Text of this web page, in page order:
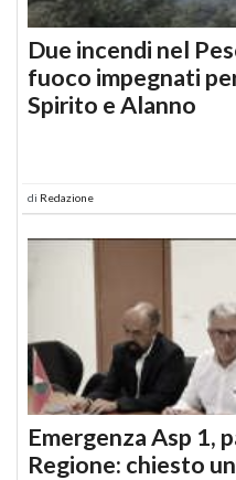
Due incendi nel
fuoco impegnati
Spirito e Alanno
di Redazione
Emergenza Asp 1,
Regione: chiesto